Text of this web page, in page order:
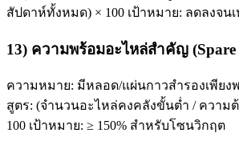
สัปดาห์ทั้งหมด) × 100 เป้าหมาย: ลดลงจน
13) ความพร้อมอะไหล่สำคัญ (Spare
ความหมาย: มีหลอด/แผ่นกาวสำรองเพียง
สูตร: (จำนวนอะไหล่คงคลังขั้นต่ำ / ความ
100 เป้าหมาย: ≥ 150% สำหรับโซนวิกฤต